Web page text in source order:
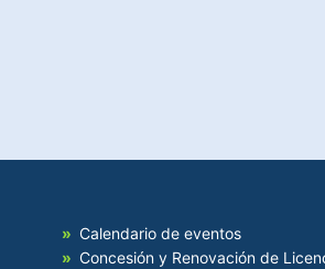
Calendario de eventos
Concesión y Renovación de